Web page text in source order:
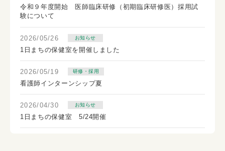
令和９年度開始 医師臨床研修（初期臨床研修医）採用試
験について
2026/05/26 お知らせ
1日まちの保健室を開催しました
2026/05/19 研修・採用
看護師インターンシップ夏
2026/04/30 お知らせ
1日まちの保健室 5/24開催